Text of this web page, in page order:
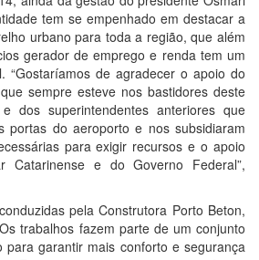
tem se empenhado em destacar a
urbano para toda a região, que além
gerador de emprego e renda tem um
“Gostaríamos de agradecer o apoio do
sempre esteve nos bastidores deste
dos superintendentes anteriores que
portas do aeroporto e nos subsidiaram
para exigir recursos e o apoio
Catarinense e do Governo Federal”,
pela Construtora Porto Beton,
trabalhos fazem parte de um conjunto
garantir mais conforto e segurança